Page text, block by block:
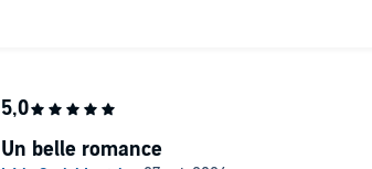
Un belle romance